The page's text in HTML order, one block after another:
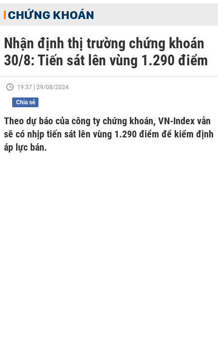
CHỨNG KHOÁN
Nhận định thị trường chứng khoán
30/8: Tiến sát lên vùng 1.290 điểm
19:37 | 29/08/2024
Chia sẻ
Theo dự báo của công ty chứng khoán, VN-Index vẫn
sẽ có nhịp tiến sát lên vùng 1.290 điểm để kiểm định
áp lực bán.